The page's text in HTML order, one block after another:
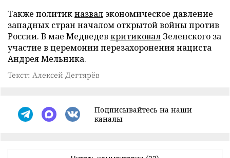
Также политикназвал экономическое давление
западных стран началом открытой войны против
России. В мае Медведев критиковал Зеленского за
участие в церемонии перезахоронения нациста
Андрея Мельника.
Текст: Алексей Дегтярёв
Подписывайтесь на наши
каналы